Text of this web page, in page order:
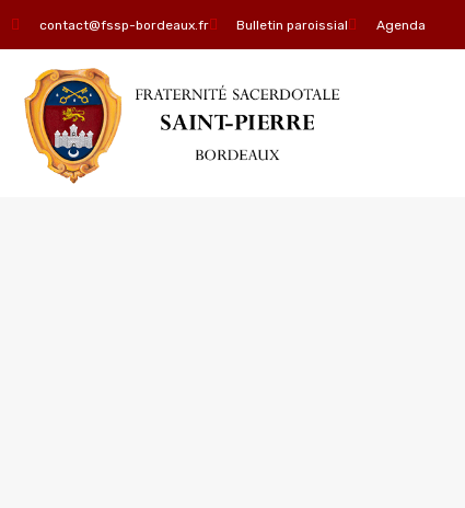
contact@fssp-bordeaux.fr Bulletin paroissial Agenda